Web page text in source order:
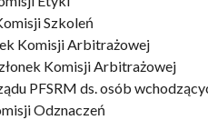
Szkoleń
Komisji Arbitrażowej
Komisji Arbitrażowej
PFSRM ds. osób
Odznaczeń